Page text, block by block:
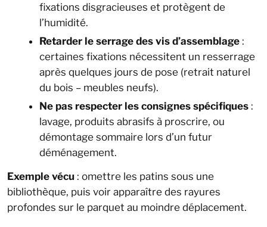
fixations disgracieuses et protègent de
l’humidité.
Retarder le serrage des vis d’assemblage :
certaines fixations nécessitent un resserrage
après quelques jours de pose (retrait naturel
du bois – meubles neufs).
Ne pas respecter les consignes spécifiques :
lavage, produits abrasifs à proscrire, ou
démontage sommaire lors d’un futur
déménagement.
Exemple vécu : omettre les patins sous une
bibliothèque, puis voir apparaître des rayures
profondes sur le parquet au moindre déplacement.